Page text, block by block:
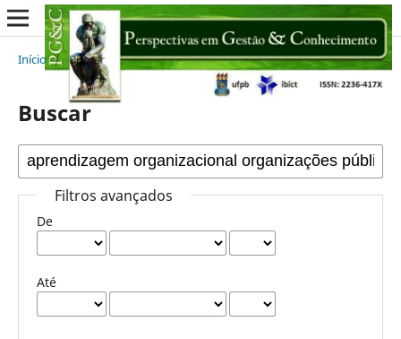
Início / Buscar
Buscar
Filtros avançados
De
Até